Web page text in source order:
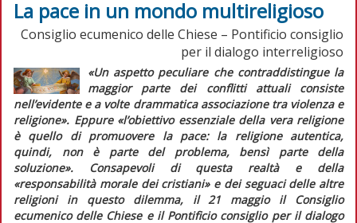
La pace in un mondo multireligioso
Consiglio ecumenico delle Chiese – Pontificio consiglio
per il dialogo interreligioso
«Un aspetto peculiare che contraddistingue la
maggior parte dei conflitti attuali consiste
nell’evidente e a volte drammatica associazione tra violenza e
religione». Eppure «l’obiettivo essenziale della vera religione
è quello di promuovere la pace: la religione autentica,
quindi, non è parte del problema, bensì parte della
soluzione». Consapevoli di questa realtà e della
«responsabilità morale dei cristiani»e dei seguaci delle altre
religioni in questo dilemma, il 21 maggio il Consiglio
ecumenico delle Chiese e il Pontificio consiglio per il dialogo